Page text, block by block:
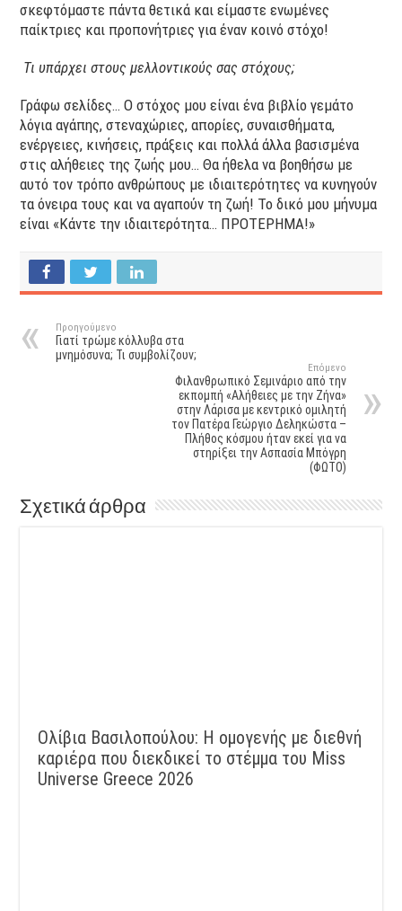
σκεφτόμαστε πάντα θετικά και είμαστε ενωμένες
παίκτριες και προπονήτριες για έναν κοινό στόχο!
Τι υπάρχει στους μελλοντικούς σας στόχους;
Γράφω σελίδες… Ο στόχος μου είναι ένα βιβλίο γεμάτο
λόγια αγάπης, στεναχώριες, απορίες, συναισθήματα,
ενέργειες, κινήσεις, πράξεις και πολλά άλλα βασισμένα
στις αλήθειες της ζωής μου… Θα ήθελα να βοηθήσω με
αυτό τον τρόπο ανθρώπους με ιδιαιτερότητες να κυνηγούν
τα όνειρα τους και να αγαπούν τη ζωή! Το δικό μου μήνυμα
είναι «Κάντε την ιδιαιτερότητα… ΠΡΟΤΕΡΗΜΑ!»
Προηγούμενο
Γιατί τρώμε κόλλυβα στα
μνημόσυνα; Τι συμβολίζουν;
Επόμενο
Φιλανθρωπικό Σεμινάριο από την
εκπομπή «Αλήθειες με την Ζήνα»
στην Λάρισα με κεντρικό ομιλητή
τον Πατέρα Γεώργιο Δεληκώστα –
Πλήθος κόσμου ήταν εκεί για να
στηρίξει την Ασπασία Μπόγρη
(ΦΩΤΟ)
Σχετικά άρθρα
Ολίβια Βασιλοπούλου: Η ομογενής με διεθνή
καριέρα που διεκδικεί το στέμμα του Miss
Universe Greece 2026